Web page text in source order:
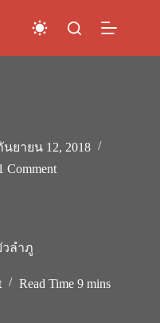
นยายน 12, 2018
Comment
ลำภู
Read Time 9 mins